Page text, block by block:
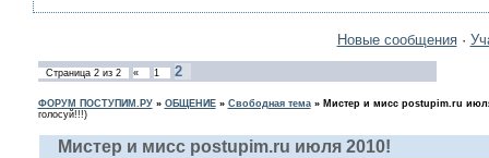
Новые сообщения·
Страница 2из 2 « 1 2
ФОРУМ ПОСТУПИМ.РУ» ОБЩЕНИЕ» Свободная тема» Мистер и мисс postupim.ru
голосуй!!!)
Мистер и мисс postupim.ru июля 2010!